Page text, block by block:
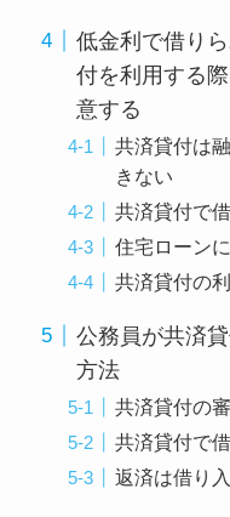
低金利で借り
付を利用する
意する
共済貸付は
きない
共済貸付で
住宅ローン
共済貸付の
公務員が共済
方法
共済貸付の
共済貸付で
返済は借り